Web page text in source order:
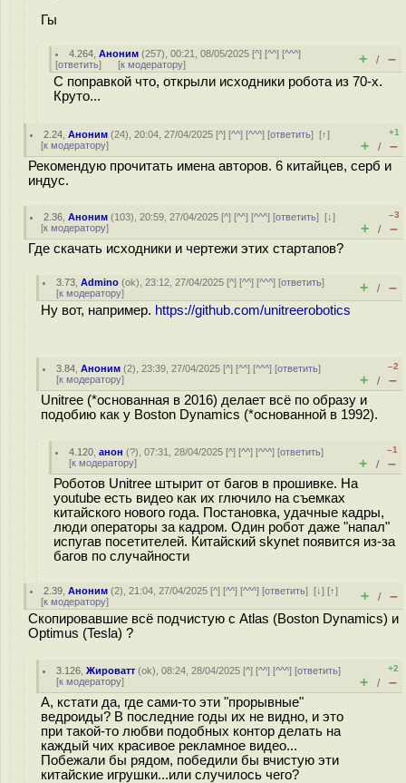
Гы
4.264 ,Аноним (257), 00:21, 08/05/2025 [^] [^^] [^^^]
[ответить] [к модератору] + / –
С поправкой что, открыли исходники робота из 70-х.
Круто...
2.24 ,Аноним (24), 20:04, 27/04/2025 [^] [^^] [^^^] [ответить][↑]
[к модератору]
+1
+ / –
Рекомендую прочитать имена авторов. 6 китайцев, серб и
индус.
2.36 ,Аноним (103), 20:59, 27/04/2025 [^] [^^] [^^^] [ответить][↓]
[к модератору]
–3
+ / –
Где скачать исходники и чертежи этих стартапов?
3.73 ,Admino (ok), 23:12, 27/04/2025 [^] [^^] [^^^] [ответить]
[к модератору] + / –
Ну вот, например. https://github.com/unitreerobotics
3.84 ,Аноним (2), 23:39, 27/04/2025 [^] [^^] [^^^] [ответить]
[к модератору]
–2
+ / –
Unitree (*основанная в 2016) делает всё по образу и
подобию как у Boston Dynamics (*основанной в 1992).
4.120 ,анон (?), 07:31, 28/04/2025 [^] [^^] [^^^] [ответить]
[к модератору]
–1
+ / –
Роботов Unitree штырит от багов в прошивке. На
youtube есть видео как их глючило на съемках
китайского нового года. Постановка, удачные кадры,
люди операторы за кадром. Один робот даже "напал"
испугав посетителей. Китайский skynet появится из-за
багов по случайности
2.39 ,Аноним (2), 21:04, 27/04/2025 [^] [^^] [^^^] [ответить][↓] [↑]
[к модератору] + / –
Скопировавшие всё подчистую с Atlas (Boston Dynamics) и
Optimus (Tesla) ?
3.126 ,Жироватт (ok), 08:24, 28/04/2025 [^] [^^] [^^^] [ответить]
[к модератору]
+2
+ / –
А, кстати да, где сами-то эти "прорывные"
ведроиды? В последние годы их не видно, и это
при такой-то любви подобных контор делать на
каждый чих красивое рекламное видео...
Побежали бы рядом, победили бы вчистую эти
китайские игрушки...или случилось чего?